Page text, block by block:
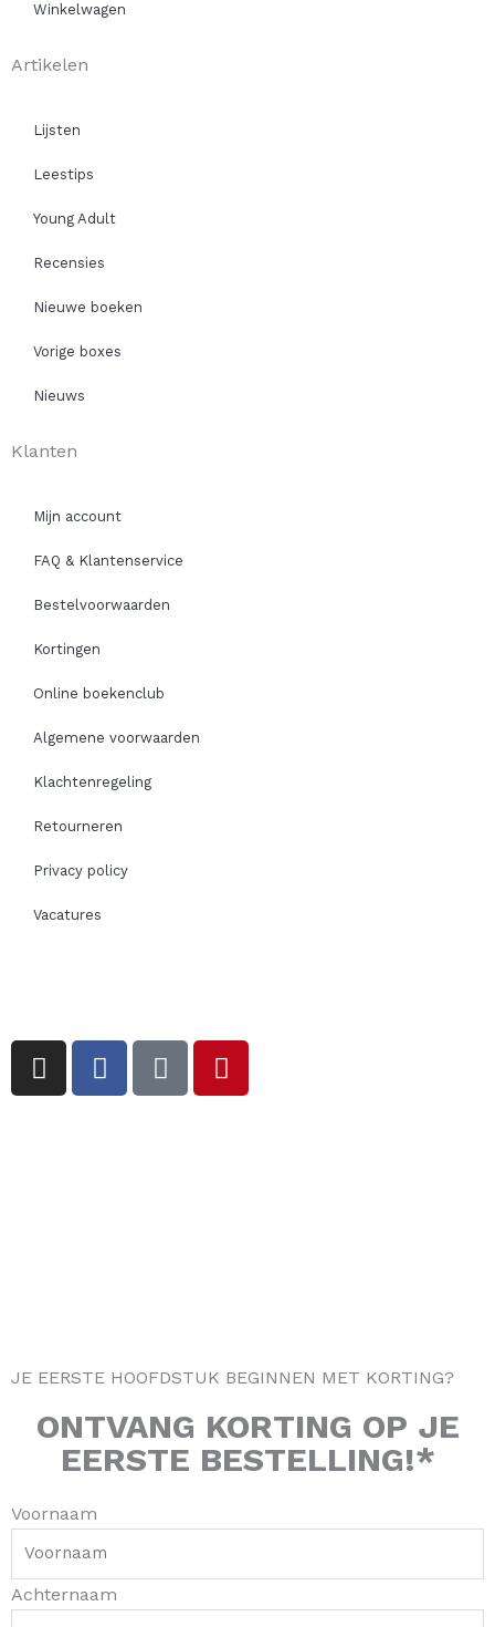
Winkelwagen
Artikelen
Lijsten
Leestips
Young Adult
Recensies
Nieuwe boeken
Vorige boxes
Nieuws
Klanten
Mijn account
FAQ & Klantenservice
Bestelvoorwaarden
Kortingen
Online boekenclub
Algemene voorwaarden
Klachtenregeling
Retourneren
Privacy policy
Vacatures
I
n
F
a
T
i
P
i
JE EERSTE HOOFDSTUK BEGINNEN MET KORTING?
ONTVANG KORTING OP JE
EERSTE BESTELLING!*
Voornaam
Achternaam